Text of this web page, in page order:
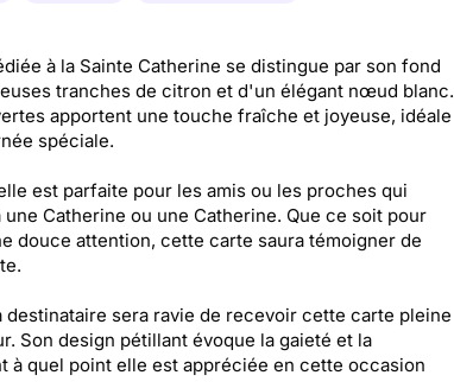
à la Sainte Catherine se distingue par son fond
tranches de citron et d'un élégant nœud blanc.
apportent une touche fraîche et joyeuse, idéale
spéciale.
est parfaite pour les amis ou les proches qui
Catherine ou une Catherine. Que ce soit pour
douce attention, cette carte saura témoigner de
destinataire sera ravie de recevoir cette carte pleine
Son design pétillant évoque la gaieté et la
à quel point elle est appréciée en cette occasion